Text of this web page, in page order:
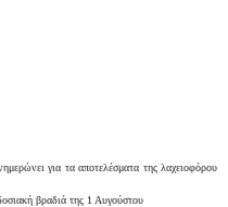
για τα αποτελέσματα της λαχειοφόρου
βραδιά της 1 Αυγούστου